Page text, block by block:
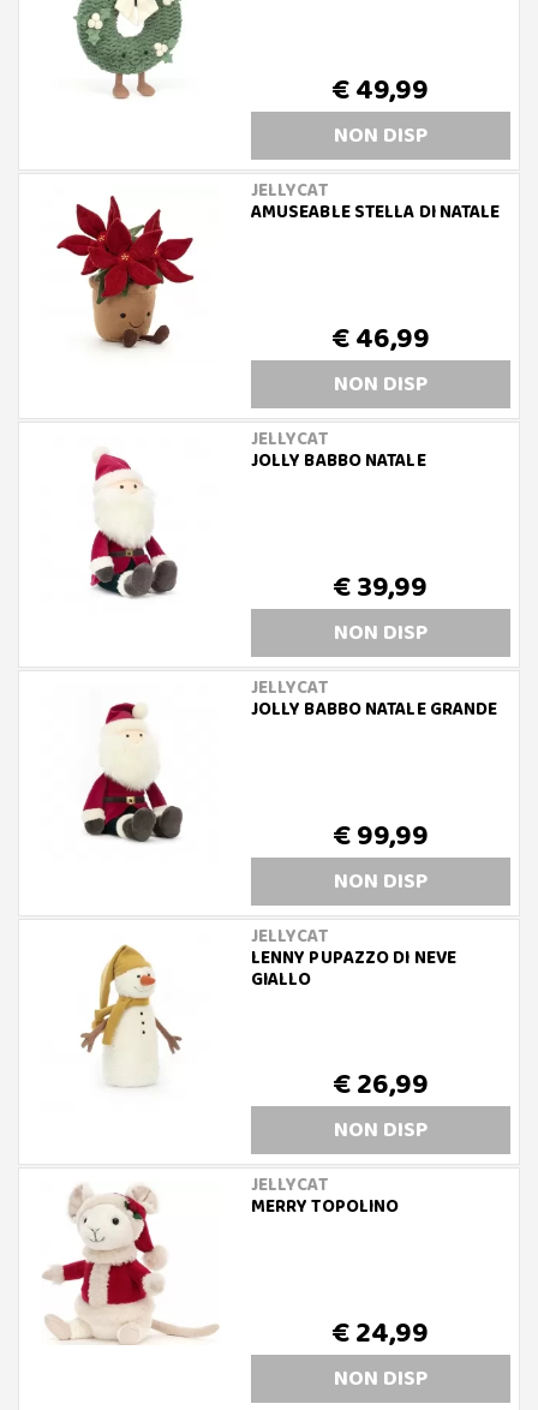
€ 49,99
NON DISP
JELLYCAT
AMUSEABLE STELLA DI NATALE
€ 46,99
NON DISP
JELLYCAT
JOLLY BABBO NATALE
€ 39,99
NON DISP
JELLYCAT
JOLLY BABBO NATALE GRANDE
€ 99,99
NON DISP
JELLYCAT
LENNY PUPAZZO DI NEVE
GIALLO
€ 26,99
NON DISP
JELLYCAT
MERRY TOPOLINO
€ 24,99
NON DISP